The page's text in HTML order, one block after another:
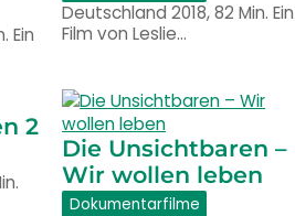
Ein
Deutschland 2018, 82 Min. Ein
Film von Leslie…
2
Die Unsichtbaren –
Wir wollen leben
Dokumentarfilme